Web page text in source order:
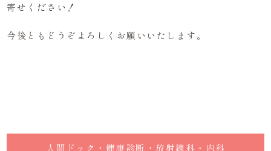
寄せください！
今後ともどうぞよろしくお願いいたします。
人間ドック・健康診断・放射線科・内科